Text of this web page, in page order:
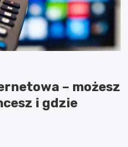
– możesz
i gdzie